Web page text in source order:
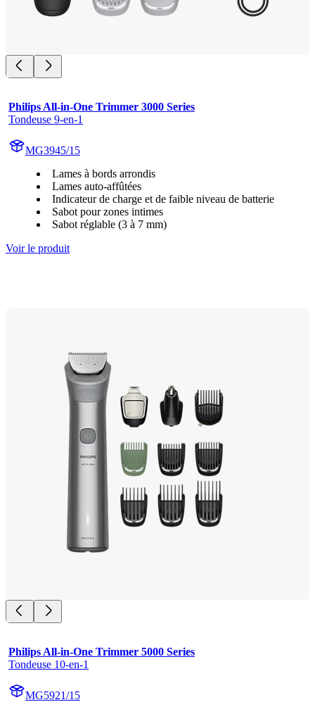
Philips All-in-One Trimmer 3000 Series
Tondeuse 9-en-1
MG3945/15
Lames à bords arrondis
Lames auto-affûtées
Indicateur de charge et de faible niveau de batterie
Sabot pour zones intimes
Sabot réglable (3 à 7 mm)
Voir le produit
Philips All-in-One Trimmer 5000 Series
Tondeuse 10-en-1
MG5921/15